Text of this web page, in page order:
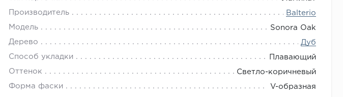
Производитель Balterio
Модель Sonora Oak
Дерево Дуб
Способ укладки Плавающий
Оттенок Светло-коричневый
Форма фаски V-образная